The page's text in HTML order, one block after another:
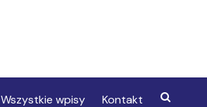
Wszystkie wpisy Kontakt